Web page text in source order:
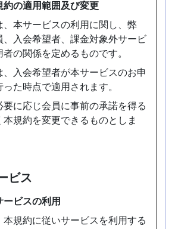
の適用範囲及び変更
、本サービスの利用に関し、弊
、入会希望者、課金対象外サービ
者の関係を定めるものです。
、入会希望者が本サービスのお申
た時点で適用されます。
要に応じ会員に事前の承諾を得る
本規約を変更できるものとしま
ビス
ビスの利用
本規約に従いサービスを利用する